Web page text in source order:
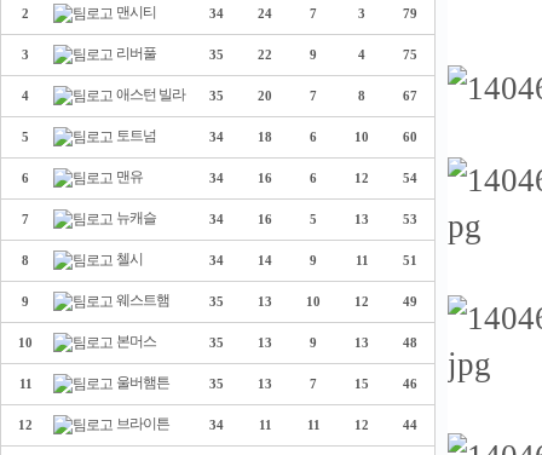
2 맨시티 34 24 7 3 79
3 리버풀 35 22 9 4 75
4 애스턴 빌라 35 20 7 8 67
5 토트넘 34 18 6 10 60
6 맨유 34 16 6 12 54
7 뉴캐슬 34 16 5 13 53
8 첼시 34 14 9 11 51
9 웨스트햄 35 13 10 12 49
10 본머스 35 13 9 13 48
11 울버햄튼 35 13 7 15 46
12 브라이튼 34 11 11 12 44